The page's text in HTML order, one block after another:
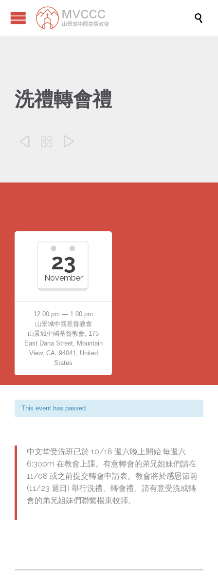

洗禮轉會禮
  
23
November
12:00 pm — 1:00 pm
山景城中國基督教會
山景城中國基督教會, 175
East Dana Street, Mountain
View, CA, 94041, United
States
This event has passed.
中文堂受洗班已於 10/18 週六晚上開始,每週六
6:30pm 在教會上課。有意轉會的弟兄姐妹們請在
11/08 或之前提交轉會申請表。教會將於感恩節前
(11/23 週日) 舉行洗禮、轉會禮。請有意受洗或轉
會的弟兄姐妹們聯繫楊東牧師。